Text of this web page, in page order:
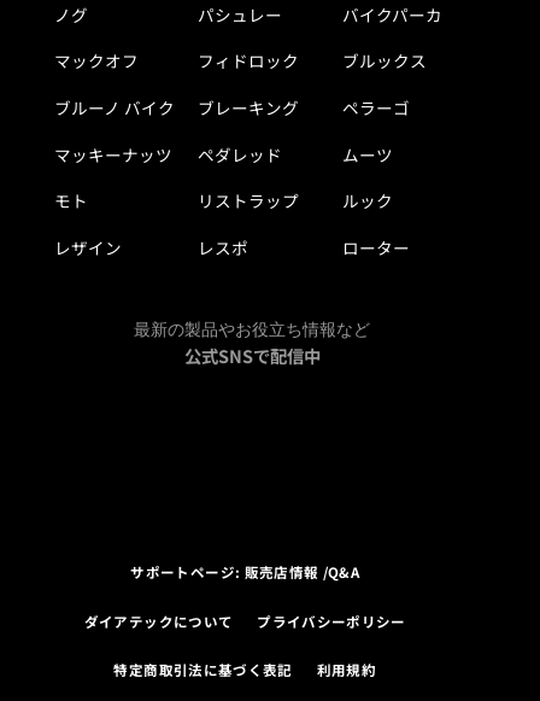
ノグ パシュレー
バイクパーカ
マックオフ
フィドロック
ブルックス
ブルーノ バイク
ブレーキング
ペラーゴ
マッキーナッツ
ペダレッド
ムーツ
モト
リストラップ
ルック
レザイン
レスポ ローター
最新の製品やお役立ち情報など
公式SNSで配信中
サポートページ: 販売店情報 /Q&A
ダイアテックについて プライバシーポリシー
特定商取引法に基づく表記 利用規約